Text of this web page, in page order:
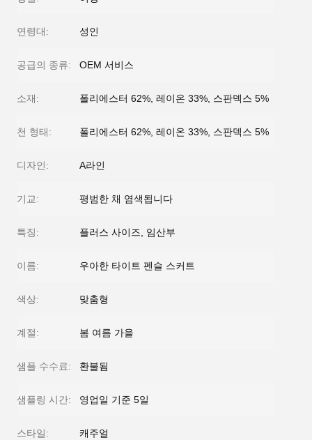
연령대: 성인
공급의 종류: OEM 서비스
소재: 폴리에스터 62%, 레이온 33%, 스판덱스 5%
천 형태: 폴리에스터 62%, 레이온 33%, 스판덱스 5%
디자인: A라인
기교: 평범한 채 염색됩니다
특징: 플러스 사이즈, 임산부
이름: 우아한 타이트 펜슬 스커트
색상: 맞춤형
계절: 봄 여름 가을
샘플 수수료: 환불됨
샘플링 시간: 영업일 기준 5일
스타일: 캐주얼